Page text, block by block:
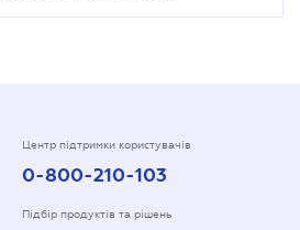
Центр підтримки користувачів
0-800-210-103
Підбір продуктів та рішень